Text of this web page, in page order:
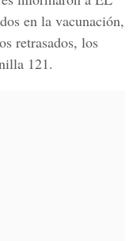
en la vacunación,
retrasados, los
121.